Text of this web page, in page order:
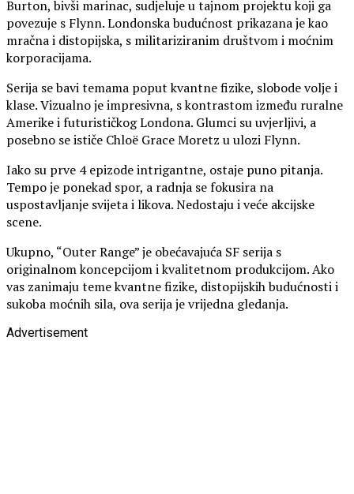
Burton, bivši marinac, sudjeluje u tajnom projektu koji ga
povezuje s Flynn. Londonska budućnost prikazana je kao
mračna i distopijska, s militariziranim društvom i moćnim
korporacijama.
Serija se bavi temama poput kvantne fizike, slobode volje i
klase. Vizualno je impresivna, s kontrastom između ruralne
Amerike i futurističkog Londona. Glumci su uvjerljivi, a
posebno se ističe Chloë Grace Moretz u ulozi Flynn.
Iako su prve 4 epizode intrigantne, ostaje puno pitanja.
Tempo je ponekad spor, a radnja se fokusira na
uspostavljanje svijeta i likova. Nedostaju i veće akcijske
scene.
Ukupno, “Outer Range” je obećavajuća SF serija s
originalnom koncepcijom i kvalitetnom produkcijom. Ako
vas zanimaju teme kvantne fizike, distopijskih budućnosti i
sukoba moćnih sila, ova serija je vrijedna gledanja.
Advertisement